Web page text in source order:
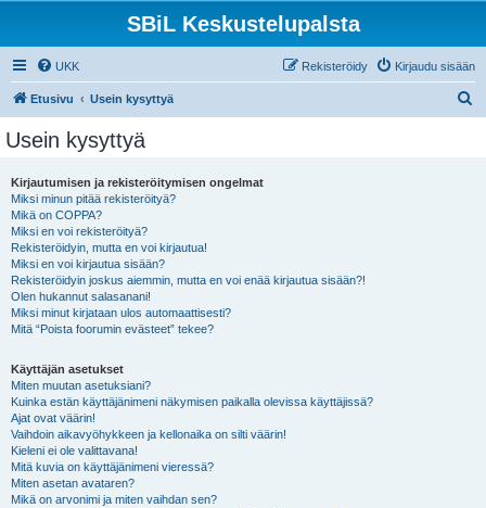
SBiL Keskustelupalsta
UKK Kirjaudu sisään
Rekisteröidy
Etusivu Usein kysyttyä
Usein kysyttyä
Kirjautumisen ja rekisteröitymisen ongelmat
Miksi minun pitää rekisteröityä?
Mikä on COPPA?
Miksi en voi rekisteröityä?
Rekisteröidyin, mutta en voi kirjautua!
Miksi en voi kirjautua sisään?
Rekisteröidyin joskus aiemmin, mutta en voi enää kirjautua sisään?!
Olen hukannut salasanani!
Miksi minut kirjataan ulos automaattisesti?
Mitä “Poista foorumin evästeet” tekee?
Käyttäjän asetukset
Miten muutan asetuksiani?
Kuinka estän käyttäjänimeni näkymisen paikalla olevissa käyttäjissä?
Ajat ovat väärin!
Vaihdoin aikavyöhykkeen ja kellonaika on silti väärin!
Kieleni ei ole valittavana!
Mitä kuvia on käyttäjänimeni vieressä?
Miten asetan avataren?
Mikä on arvonimi ja miten vaihdan sen?